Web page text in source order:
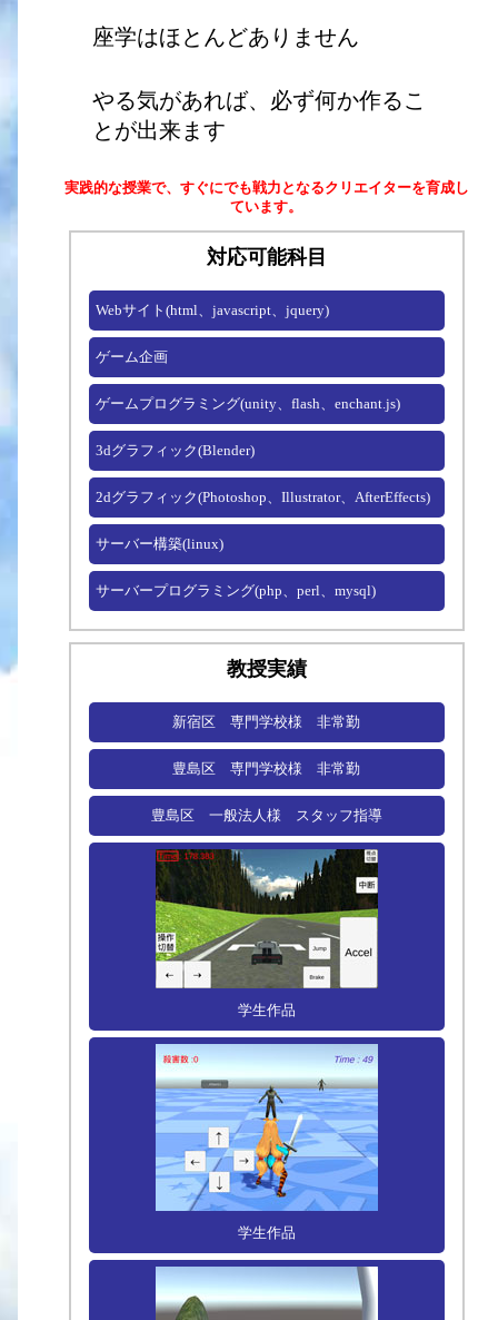
座学はほとんどありません
やる気があれば、必ず何か作るこ
とが出来ます
実践的な授業で、すぐにでも戦力となるクリエイターを育成し
ています。
対応可能科目
Webサイト(html、javascript、jquery)
ゲーム企画
ゲームプログラミング(unity、flash、enchant.js)
3dグラフィック(Blender)
2dグラフィック(Photoshop、Illustrator、AfterEffects)
サーバー構築(linux)
サーバープログラミング(php、perl、mysql)
教授実績
新宿区 専門学校様 非常勤
豊島区 専門学校様 非常勤
豊島区 一般法人様 スタッフ指導
学生作品
学生作品